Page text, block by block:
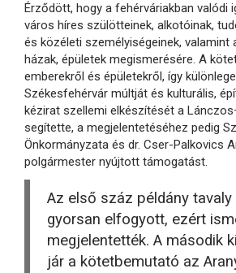
Érződött, hogy a fehérváriakban valódi
város híres szülötteinek, alkotóinak,
és közéleti személyiségeinek, valamint
házak, épületek megismerésére. A
emberekről és épületekről, így
Székesfehérvár múltját és kulturális,
kézirat szellemi elkészítését a
segítette, a megjelentetéséhez pedig
Önkormányzata és dr. Cser-Palkovics
polgármester nyújtott támogatást.
Az első száz példány tavaly
gyorsan elfogyott, ezért
megjelentették. A második
jár a kötetbemutató az